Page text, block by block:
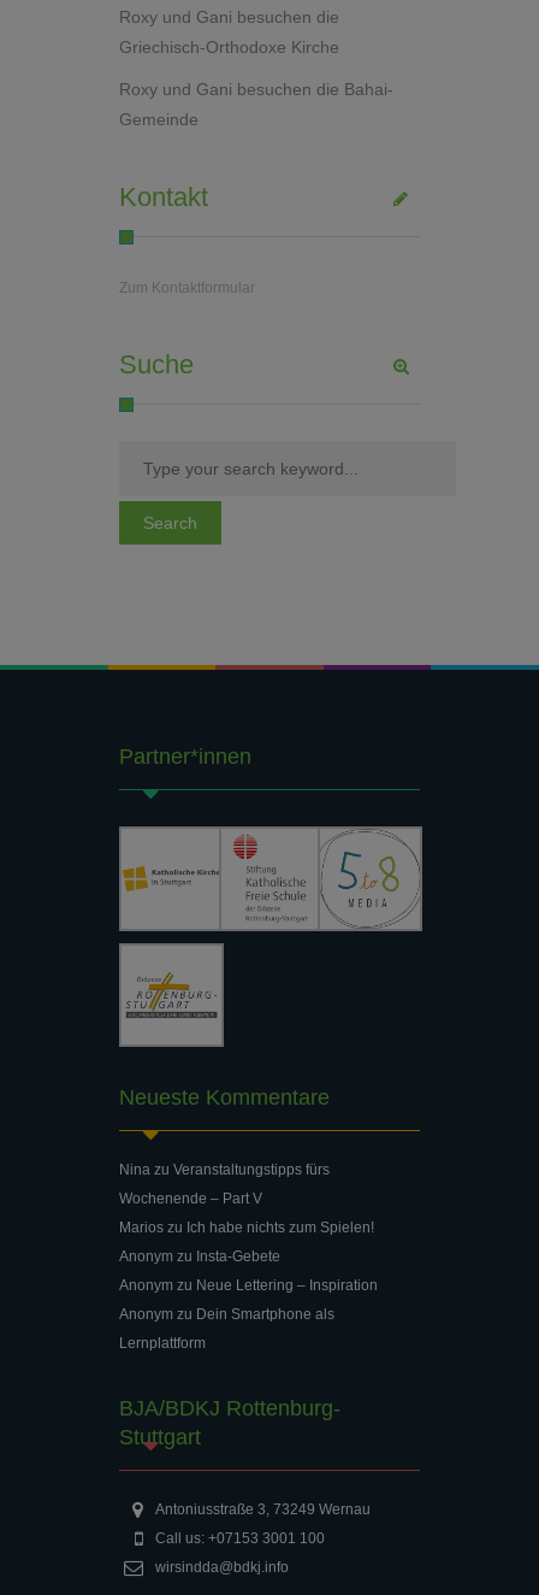
Roxy und Gani besuchen die
Griechisch-Orthodoxe Kirche
Roxy und Gani besuchen die Bahai-
Gemeinde
Kontakt
Zum Kontaktformular
Suche
Partner*innen
Neueste Kommentare
Nina zu Veranstaltungstipps fürs
Wochenende – Part V
Marios zu Ich habe nichts zum Spielen!
Anonym zu Insta-Gebete
Anonym zu Neue Lettering – Inspiration
Anonym zu Dein Smartphone als
Lernplattform
BJA/BDKJ Rottenburg-
Stuttgart
Antoniusstraße 3, 73249 Wernau
Call us: +07153 3001 100
wirsindda@bdkj.info